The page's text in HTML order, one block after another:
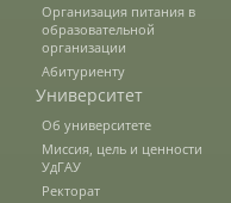
Абитуриенту
Информация в
Направления
Организация питания в
образовательной
организации
Абитуриенту
Университет
Об университете
Миссия, цель и ценности
УдГАУ
Ректорат